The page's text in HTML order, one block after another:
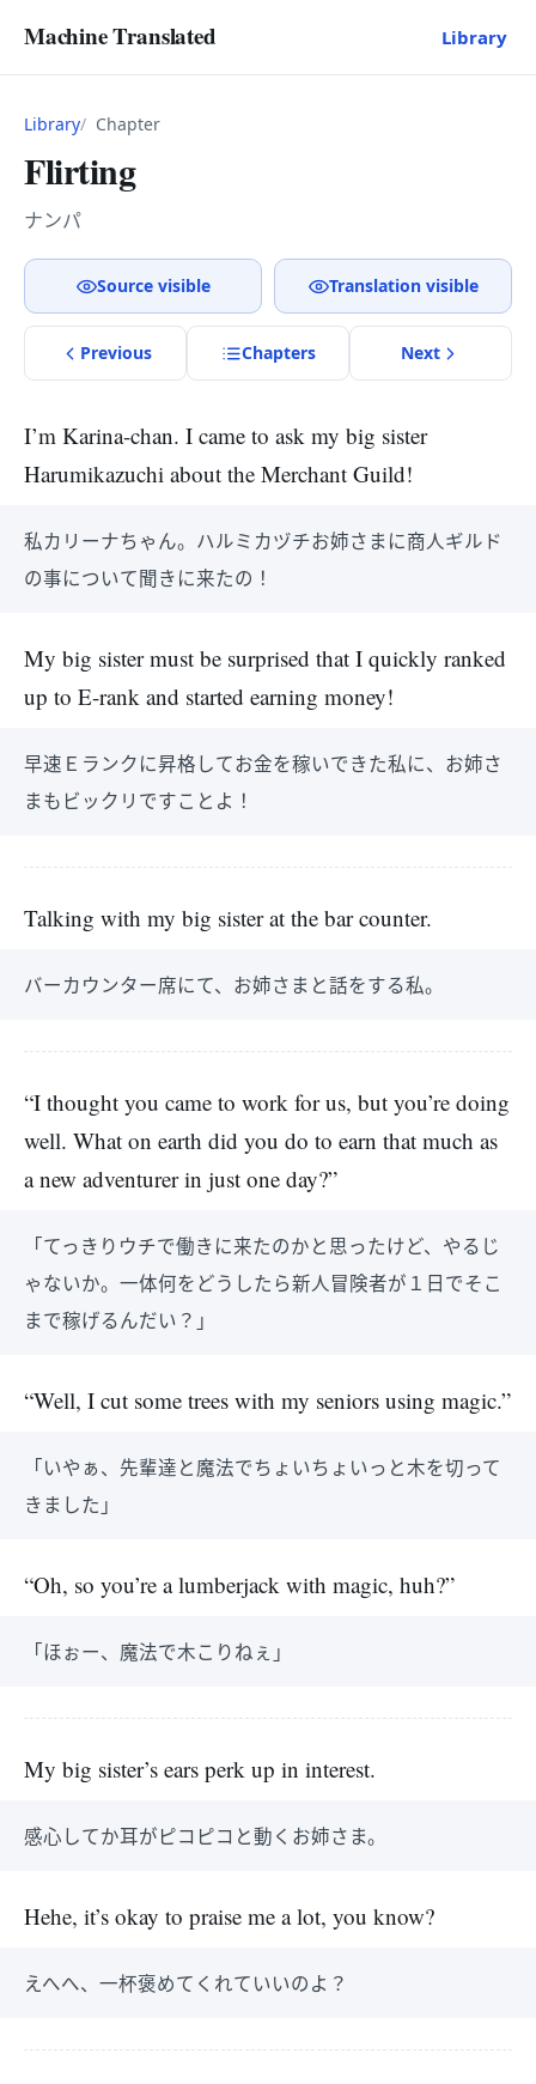
Machine Translated Library
Library Chapter
Flirting
ナンパ
Source visible Translation visible
Previous Chapters Next
I’m Karina-chan. I came to ask my big sister
Harumikazuchi about the Merchant Guild!
私カリーナちゃん。ハルミカヅチお姉さまに商人ギルド
の事について聞きに来たの！
My big sister must be surprised that I quickly ranked
up to E-rank and started earning money!
早速Ｅランクに昇格してお金を稼いできた私に、お姉さ
まもビックリですことよ！
Talking with my big sister at the bar counter.
バーカウンター席にて、お姉さまと話をする私。
“I thought you came to work for us, but you’re doing
well. What on earth did you do to earn that much as
a new adventurer in just one day?”
「てっきりウチで働きに来たのかと思ったけど、やるじ
ゃないか。一体何をどうしたら新人冒険者が１日でそこ
まで稼げるんだい？」
“Well, I cut some trees with my seniors using magic.”
「いやぁ、先輩達と魔法でちょいちょいっと木を切って
きました」
“Oh, so you’re a lumberjack with magic, huh?”
「ほぉー、魔法で木こりねぇ」
My big sister’s ears perk up in interest.
感心してか耳がピコピコと動くお姉さま。
Hehe, it’s okay to praise me a lot, you know?
えへへ、一杯褒めてくれていいのよ？